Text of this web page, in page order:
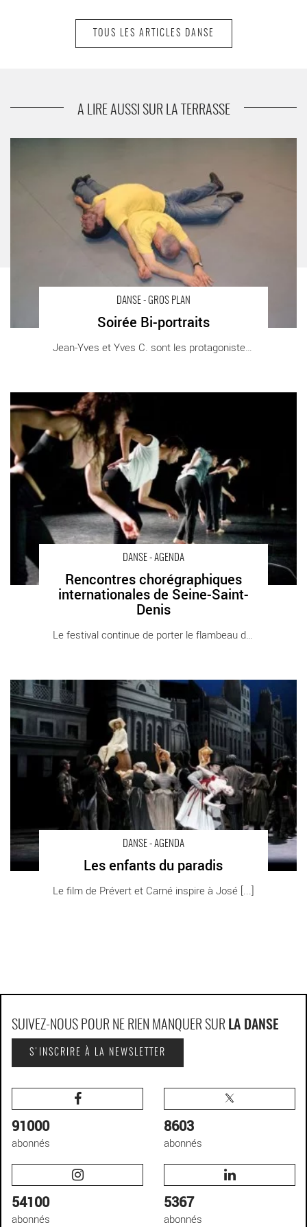
TOUS LES ARTICLES DANSE
A LIRE AUSSI SUR LA TERRASSE
DANSE - GROS PLAN
Soirée Bi-portraits
Jean-Yves et Yves C. sont les protagonistes [...]
DANSE - AGENDA
Rencontres chorégraphiques
internationales de Seine-Saint-
Denis
Le festival continue de porter le flambeau de [...]
Rencontres chorégraphiques internationales de Seine-Saint-
Denis - Critique sortie Danse Seine-Saint-Denis
DANSE - AGENDA
Les enfants du paradis
Le film de Prévert et Carné inspire à José [...]
Les enfants du paradis - Critique sortie Danse Paris Palais
Garnier
SUIVEZ-NOUS POUR NE RIEN MANQUER SUR LA DANSE
S'INSCRIRE À LA NEWSLETTER
91000
abonnés
8603
abonnés
54100
abonnés
5367
abonnés